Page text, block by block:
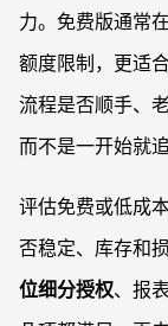
力。免费版通常
额度限制，更适
流程是否顺手、
而不是一开始就
评估免费或低成
否稳定、库存和
位细分授权、报